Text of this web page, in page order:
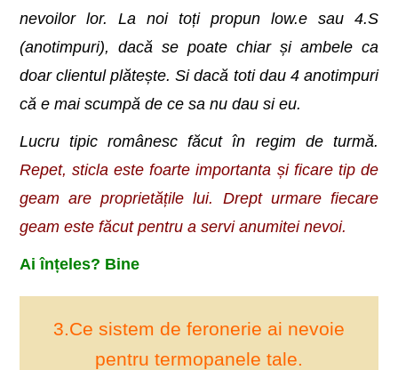
nevoilor lor. La noi toți propun low.e sau 4.S
(anotimpuri), dacă se poate chiar și ambele ca
doar clientul plătește. Si dacă toti dau 4 anotimpuri
că e mai scumpă de ce sa nu dau si eu.
Lucru tipic românesc făcut în regim de turmă.
Repet, sticla este foarte importanta și ficare tip de
geam are proprietățile lui. Drept urmare fiecare
geam este făcut pentru a servi anumitei nevoi.
Ai înțeles? Bine
3.Ce sistem de feronerie ai nevoie
pentru termopanele tale.